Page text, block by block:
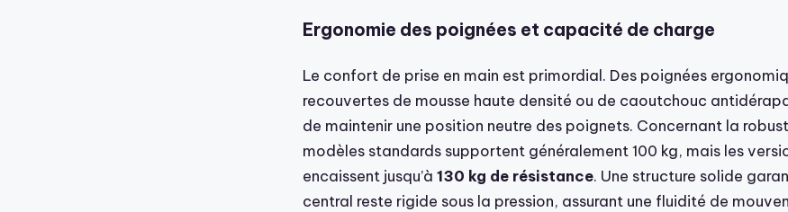
Ergonomie des poignées et capacité de charge
Le confort de prise en main est primordial. Des poignées
recouvertes de mousse haute densité ou de caoutchouc
de maintenir une position neutre des poignets. Concernant la
modèles standards supportent généralement 100 kg, mais les
encaissent jusqu’à 130 kg de résistance. Une structure solide
central reste rigide sous la pression, assurant une fluidité de